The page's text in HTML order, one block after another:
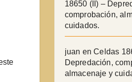
18650 (II) –
comprobación,
cuidados.
juan enCeldas
Depredación,
almacenaje y